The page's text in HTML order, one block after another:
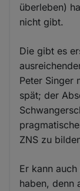
überleben)
nicht gibt.
Die gibt es
Peter Singer
spät; der
ZNS zu
Er kann
haben, denn